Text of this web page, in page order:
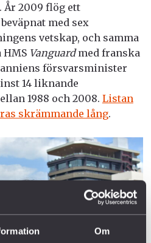
Om
År 2009 flög ett
med sex
vetskap, och samma
Vanguardmed franska
försvarsminister
14 liknande
1988 och 2008. Listan
skrämmande lång.